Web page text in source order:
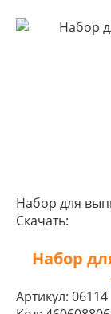
Набор для
Скачать:
Набор
Артикул: 06114